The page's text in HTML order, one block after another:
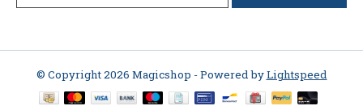
© Copyright 2026 Magicshop - Powered byLightspeed